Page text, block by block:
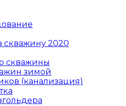
скважину 2020
скважины
зимой
(канализация)